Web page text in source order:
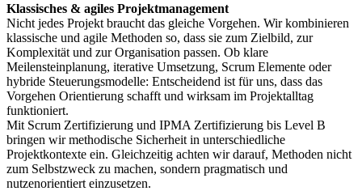
Klassisches & agiles Projektmanagement
Nicht jedes Projekt braucht das gleiche Vorgehen. Wir kombinieren
klassische und agile Methoden so, dass sie zum Zielbild, zur
Komplexität und zur Organisation passen. Ob klare
Meilensteinplanung, iterative Umsetzung, Scrum Elemente oder
hybride Steuerungsmodelle: Entscheidend ist für uns, dass das
Vorgehen Orientierung schafft und wirksam im Projektalltag
funktioniert.
Mit Scrum Zertifizierung und IPMA Zertifizierung bis Level B
bringen wir methodische Sicherheit in unterschiedliche
Projektkontexte ein. Gleichzeitig achten wir darauf, Methoden nicht
zum Selbstzweck zu machen, sondern pragmatisch und
nutzenorientiert einzusetzen.